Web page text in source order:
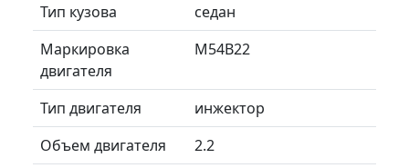
Тип кузова
седан
Маркировка
двигателя
M54B22
Тип двигателя
инжектор
Объем двигателя
2.2